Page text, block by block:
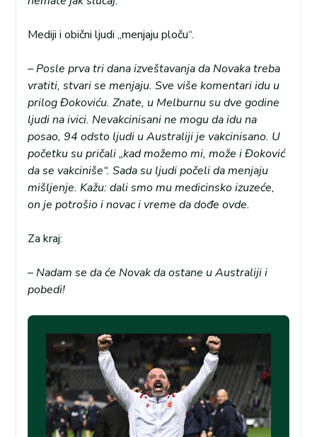
Mediji i obični ljudi „menjaju ploču“.
– Posle prva tri dana izveštavanja da Novaka treba
vratiti, stvari se menjaju. Sve više komentari idu u
prilog Đokoviću. Znate, u Melburnu su dve godine
ljudi na ivici. Nevakcinisani ne mogu da idu na
posao, 94 odsto ljudi u Australiji je vakcinisano. U
početku su pričali „kad možemo mi, može i Đoković
da se vakciniše“. Sada su ljudi počeli da menjaju
mišljenje. Kažu: dali smo mu medicinsko izuzeće,
on je potrošio i novac i vreme da dođe ovde.
Za kraj:
– Nadam se da će Novak da ostane u Australiji i
pobedi!